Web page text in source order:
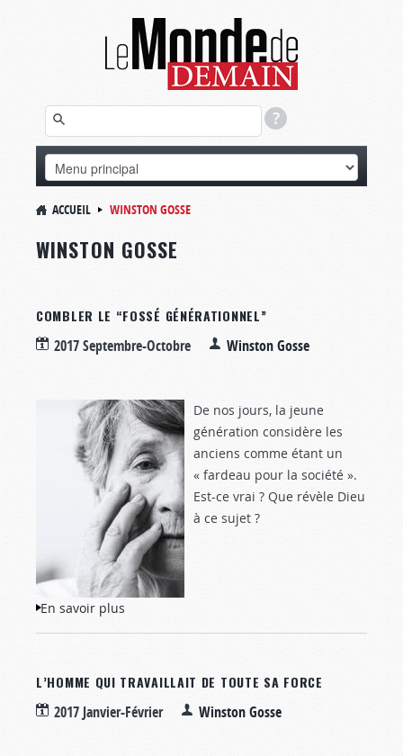
ACCUEIL WINSTON GOSSE
WINSTON GOSSE
COMBLER LE “FOSSÉ GÉNÉRATIONNEL”
2017 Septembre-Octobre Winston Gosse
De nos jours, la jeune
génération considère les
anciens comme étant un
« fardeau pour la société ».
Est-ce vrai ? Que révèle Dieu
à ce sujet ?
En savoir plus
L’HOMME QUI TRAVAILLAIT DE TOUTE SA FORCE
2017 Janvier-Février Winston Gosse